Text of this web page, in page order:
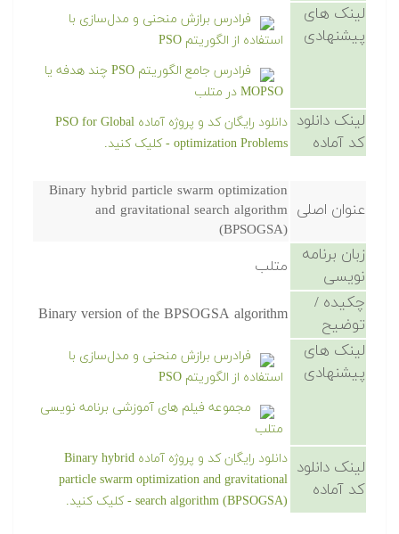
لینک های
پیشنهادی
فرادرس برازش منحنی و مدل‌سازی با
استفاده از الگوریتم PSO
فرادرس جامع الگوریتم PSO چند هدفه یا
MOPSO در متلب
لینک دانلود
کد آماده
دانلود رایگان کد و پروژه آماده PSO for Global
optimization Problems - کلیک کنید.
عنوان اصلی
Binary hybrid particle swarm optimization
and gravitational search algorithm
(BPSOGSA)
زبان برنامه
نویسی
متلب
چکیده /
توضیح
Binary version of the BPSOGSA algorithm
لینک های
پیشنهادی
فرادرس برازش منحنی و مدل‌سازی با
استفاده از الگوریتم PSO
مجموعه فیلم های آموزشی برنامه نویسی
متلب
لینک دانلود
کد آماده
دانلود رایگان کد و پروژه آماده Binary hybrid
particle swarm optimization and gravitational
search algorithm (BPSOGSA) - کلیک کنید.